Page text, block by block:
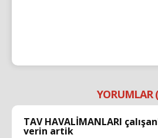
YORUMLAR
TAV HAVALİMANLARI
verin artik